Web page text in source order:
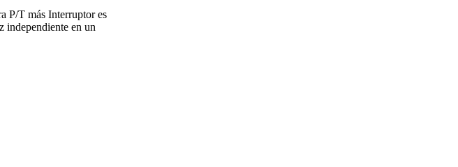
P/T más Interruptor es
independiente en un